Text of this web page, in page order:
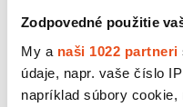
Zodpovedné použitie
My a naši 1022 partneri
údaje, napr. vaše číslo
napríklad súbory cookie,